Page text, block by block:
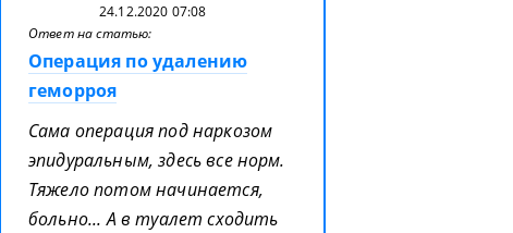
24.12.2020 07:08
Ответ на статью:
Операция по удалению
геморроя
Сама операция под наркозом
эпидуральным, здесь все норм.
Тяжело потом начинается,
больно... А в туалет сходить